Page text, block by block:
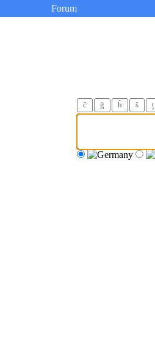
Forum
ĉ ğ ĥ ŝ ț